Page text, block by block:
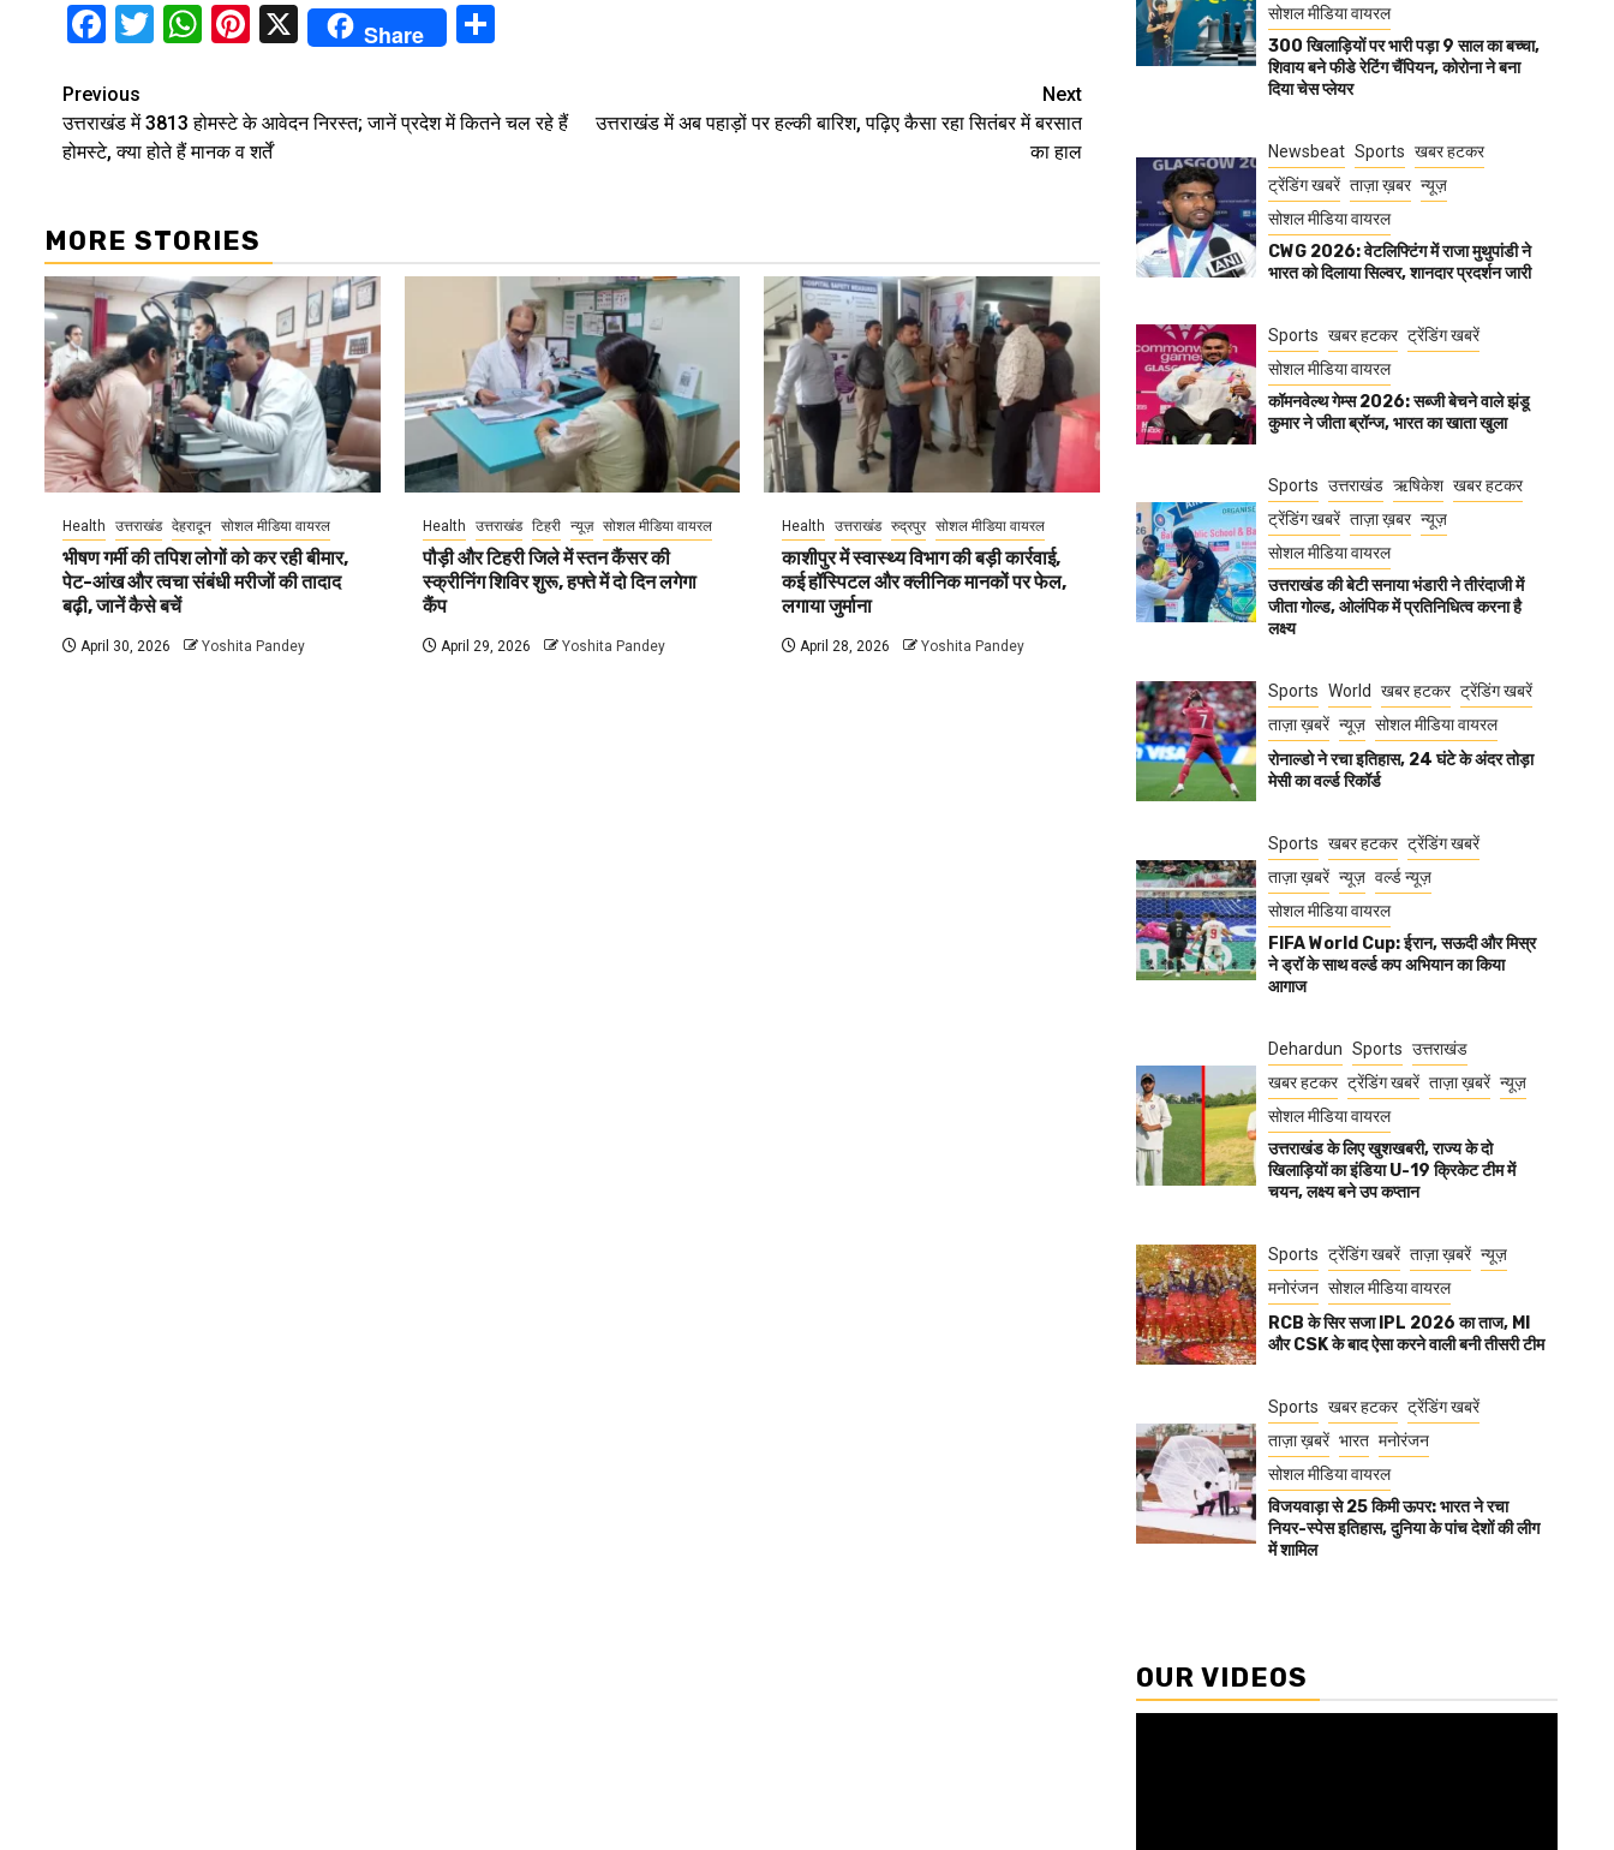
Facebook
Twitter
WhatsApp
Pinterest
X Share
Continue
Reading
Previous
उत्तराखंड में 3813 होमस्टे के आवेदन निरस्त; जानें प्रदेश में कितने चल रहे हैं
होमस्टे, क्या होते हैं मानक व शर्तें
Next
उत्तराखंड में अब पहाड़ों पर हल्की बारिश, पढ़िए कैसा रहा सितंबर में बरसात
का हाल
MORE STORIES
Health उत्तराखंड देहरादून सोशल मीडिया वायरल
भीषण गर्मी की तपिश लोगों को कर रही बीमार,
पेट-आंख और त्वचा संबंधी मरीजों की तादाद
बढ़ी, जानें कैसे बचें
April 30, 2026 Yoshita Pandey
Health उत्तराखंड टिहरी न्यूज़ सोशल मीडिया वायरल
पौड़ी और टिहरी जिले में स्तन कैंसर की
स्क्रीनिंग शिविर शुरू, हफ्ते में दो दिन लगेगा
कैंप
April 29, 2026 Yoshita Pandey
Health उत्तराखंड रुद्रपुर सोशल मीडिया वायरल
काशीपुर में स्वास्थ्य विभाग की बड़ी कार्रवाई,
कई हॉस्पिटल और क्लीनिक मानकों पर फेल,
लगाया जुर्माना
April 28, 2026 Yoshita Pandey
सोशल मीडिया वायरल
300 खिलाड़ियों पर भारी पड़ा 9 साल का बच्चा,
शिवाय बने फीडे रेटिंग चैंपियन, कोरोना ने बना
दिया चेस प्लेयर
Newsbeat Sports खबर हटकर
ट्रेंडिंग खबरें ताज़ा ख़बर न्यूज़
सोशल मीडिया वायरल
CWG 2026: वेटलिफ्टिंग में राजा मुथुपांडी ने
भारत को दिलाया सिल्वर, शानदार प्रदर्शन जारी
Sports खबर हटकर ट्रेंडिंग खबरें
सोशल मीडिया वायरल
कॉमनवेल्थ गेम्स 2026: सब्जी बेचने वाले झंडू
कुमार ने जीता ब्रॉन्ज, भारत का खाता खुला
Sports उत्तराखंड ऋषिकेश खबर हटकर
ट्रेंडिंग खबरें ताज़ा ख़बर न्यूज़
सोशल मीडिया वायरल
उत्तराखंड की बेटी सनाया भंडारी ने तीरंदाजी में
जीता गोल्ड, ओलंपिक में प्रतिनिधित्व करना है
लक्ष्य
Sports World खबर हटकर ट्रेंडिंग खबरें
ताज़ा ख़बरें न्यूज़ सोशल मीडिया वायरल
रोनाल्डो ने रचा इतिहास, 24 घंटे के अंदर तोड़ा
मेसी का वर्ल्ड रिकॉर्ड
Sports खबर हटकर ट्रेंडिंग खबरें
ताज़ा ख़बरें न्यूज़ वर्ल्ड न्यूज़
सोशल मीडिया वायरल
FIFA World Cup: ईरान, सऊदी और मिस्र
ने ड्रॉ के साथ वर्ल्ड कप अभियान का किया
आगाज
Dehardun Sports उत्तराखंड
खबर हटकर ट्रेंडिंग खबरें ताज़ा ख़बरें न्यूज़
सोशल मीडिया वायरल
उत्तराखंड के लिए खुशखबरी, राज्य के दो
खिलाड़ियों का इंडिया U-19 क्रिकेट टीम में
चयन, लक्ष्य बने उप कप्तान
Sports ट्रेंडिंग खबरें ताज़ा ख़बरें न्यूज़
मनोरंजन सोशल मीडिया वायरल
RCB के सिर सजा IPL 2026 का ताज, MI
और CSK के बाद ऐसा करने वाली बनी तीसरी टीम
Sports खबर हटकर ट्रेंडिंग खबरें
ताज़ा ख़बरें भारत मनोरंजन
सोशल मीडिया वायरल
विजयवाड़ा से 25 किमी ऊपर: भारत ने रचा
नियर-स्पेस इतिहास, दुनिया के पांच देशों की लीग
में शामिल
OUR VIDEOS